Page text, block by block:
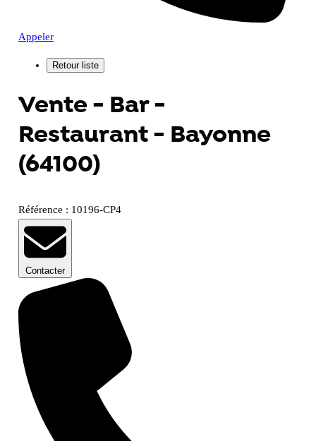
Appeler
Vente - Bar -
Restaurant - Bayonne
(64100)
Référence : 10196-CP4
Contacter